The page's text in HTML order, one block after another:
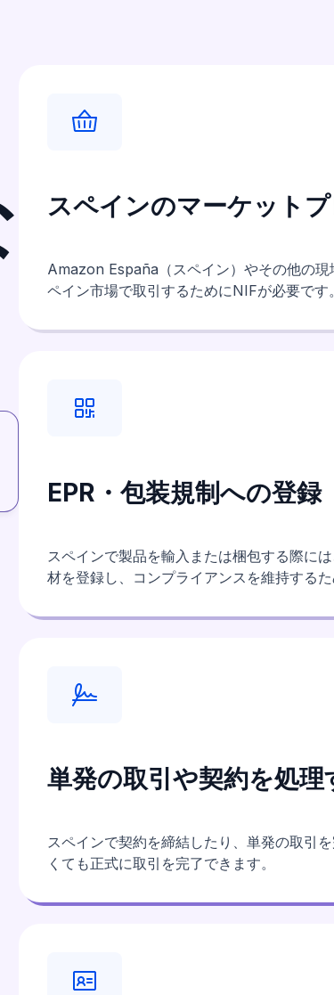
スペインのマーケット
Amazon España（スペイン）やその他の
ペイン市場で取引するためにNIFが必要です。
EPR・包装規制への登録
スペインで製品を輸入または梱包する際に
材を登録し、コンプライアンスを維持するた
単発の取引や契約を処理
スペインで契約を締結したり、単発の取引
くても正式に取引を完了できます。